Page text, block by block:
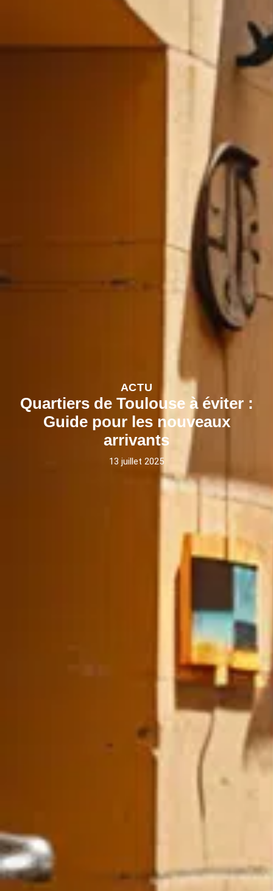
ACTU
Quartiers de Toulouse à éviter :
Guide pour les nouveaux
arrivants
13 juillet 2025